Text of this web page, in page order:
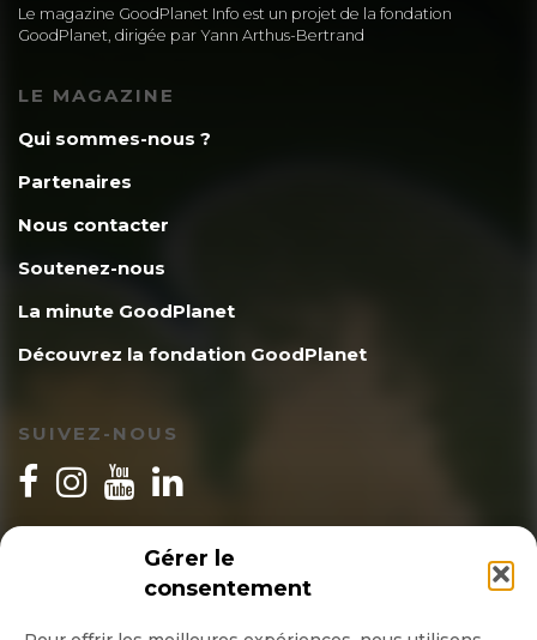
Gérer le
consentement
Le magazine GoodPlanet Info est un projet de la fondation
GoodPlanet, dirigée par Yann Arthus-Bertrand
LE MAGAZINE
Qui sommes-nous ?
Partenaires
Nous contacter
Soutenez-nous
La minute GoodPlanet
Découvrez la fondation GoodPlanet
SUIVEZ-NOUS
INSCRIPTION NEWSLETTER